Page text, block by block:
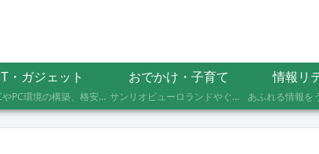
IT・ガジェット
自作PCやPC環境の構築、格安SIMへのMNP乗り換え、便利なソフト・サービスの活用記録です。製品の型番や設定手順、つまずいたポイントまで具体的に記載していますので、同じことをしたい方の参考になれば幸いです。
おでかけ・子育て
サンリオピューロランドやぐりんぱなど、未就学児2人を連れて実際に行ったスポットの体験レポートです。株主優待や割引券でお得に楽しむ方法、子連れならではの持ち物や注意点もあわせて記録しています。
情報リ